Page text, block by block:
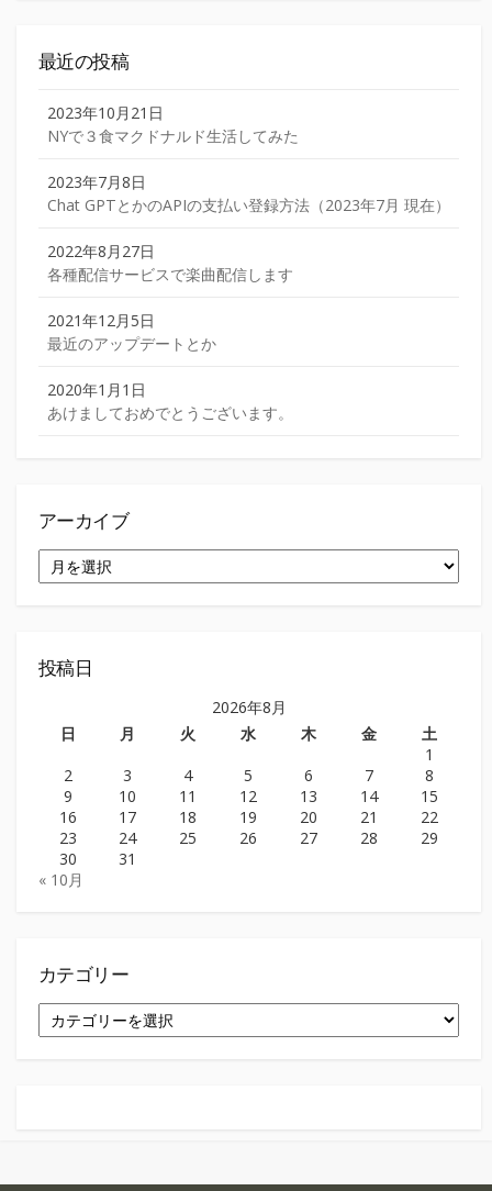
り
最近の投稿
2023年10月21日
NYで３食マクドナルド生活してみた
2023年7月8日
Chat GPTとかのAPIの支払い登録方法（2023年7月 現在）
2022年8月27日
各種配信サービスで楽曲配信します
2021年12月5日
最近のアップデートとか
2020年1月1日
あけましておめでとうございます。
アーカイブ
ー
投稿日
2026年8月
日
月 火 水 木 金
土
1
2
3 4 5 6 7
8
9
10 11 12 13 14
15
16
17 18 19 20 21
22
23
24 25 26 27 28
29
30
31
« 10月
カテゴリー
テ